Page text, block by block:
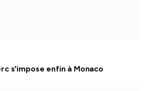
s'impose enfin à Monaco